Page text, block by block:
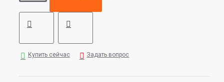
Купить сейчас Задать вопрос